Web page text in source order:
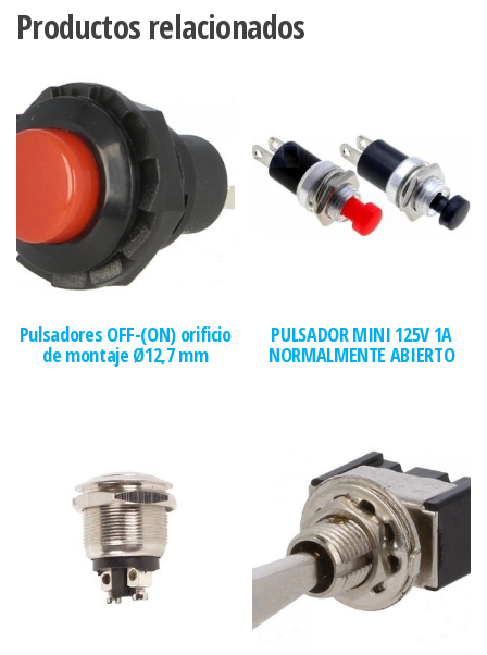
Productos relacionados
Pulsadores OFF-(ON) orificio
de montaje Ø12,7 mm
PULSADOR MINI 125V 1A
NORMALMENTE ABIERTO